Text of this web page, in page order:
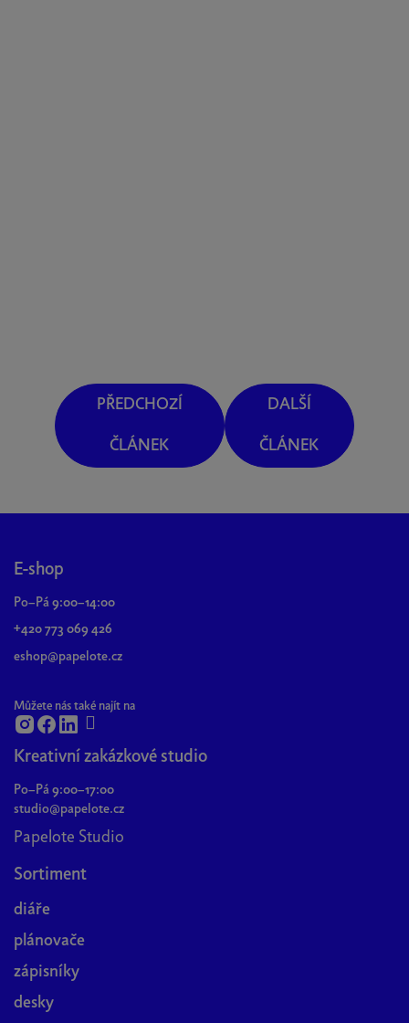
PŘEDCHOZÍ
ČLÁNEK
DALŠÍ
ČLÁNEK
E-shop
Po–Pá 9:00–14:00
+420 773 069 426
eshop@papelote.cz
Můžete nás také najít na
Kreativní zakázkové studio
Po–Pá 9:00–17:00
studio@papelote.cz
Papelote Studio
Sortiment
diáře
plánovače
zápisníky
desky